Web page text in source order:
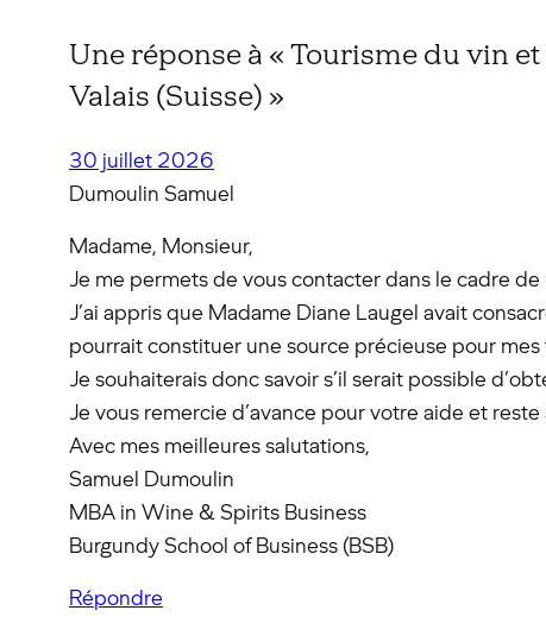
Une réponse à « Tourisme du vin
Valais (Suisse) »
30 juillet 2026
Dumoulin Samuel
Madame, Monsieur,
Je me permets de vous contacter dans le cadre
J’ai appris que Madame Diane Laugel avait
pourrait constituer une source précieuse pour mes
Je souhaiterais donc savoir s’il serait possible
Je vous remercie d’avance pour votre aide et
Avec mes meilleures salutations,
Samuel Dumoulin
MBA in Wine & Spirits Business
Burgundy School of Business (BSB)
Répondre